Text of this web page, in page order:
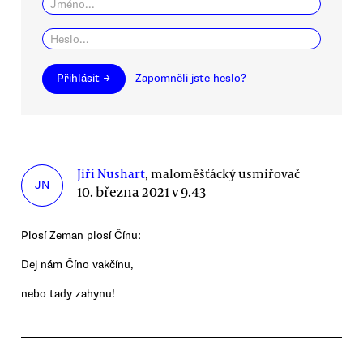
Přihlásit → Zapomněli jste heslo?
JN
Jiří Nushart, maloměšťácký usmiřovač
10. března 2021 v 9.43
Plosí Zeman plosí Čínu:
Dej nám Číno vakčínu,
nebo tady zahynu!